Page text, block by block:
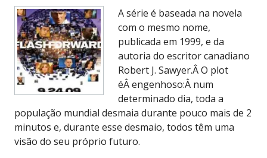
A série é baseada na novela
com o mesmo nome,
publicada em 1999, e da
autoria do escritor canadiano
Robert J. Sawyer.Â O plot
éÂ engenhoso:Â num
determinado dia, toda a
população mundial desmaia durante pouco mais de 2
minutos e, durante esse desmaio, todos têm uma
visão do seu próprio futuro.